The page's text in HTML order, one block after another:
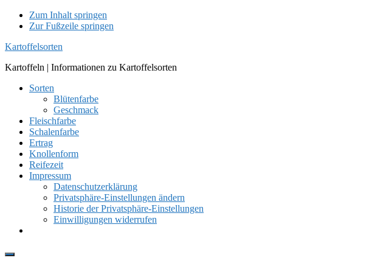
Zum Inhalt springen
Zur Fußzeile springen
Kartoffelsorten
Kartoffeln | Informationen zu Kartoffelsorten
Sorten
Blütenfarbe
Geschmack
Fleischfarbe
Schalenfarbe
Ertrag
Knollenform
Reifezeit
Impressum
Datenschutzerklärung
Privatsphäre-Einstellungen ändern
Historie der Privatsphäre-Einstellungen
Einwilligungen widerrufen
Show